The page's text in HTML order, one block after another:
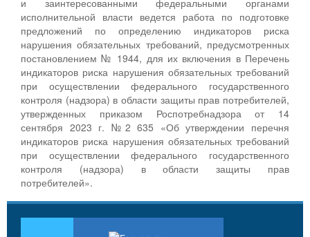
исполнительной власти ведется работа по подготовке
предложений по определению индикаторов риска
нарушения обязательных требований, предусмотренных
постановлением № 1944, для их включения в Перечень
индикаторов риска нарушения обязательных требований
при осуществлении федерального государственного
контроля (надзора) в области защиты прав потребителей,
утвержденных приказом Роспотребнадзора от 14
сентября 2023 г. №2 635 «Об утверждении перечня
индикаторов риска нарушения обязательных требований
при осуществлении федерального государственного
контроля (надзора) в области защиты прав
потребителей».